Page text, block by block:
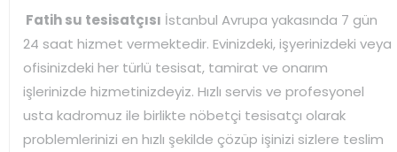
Fatih su tesisatçısı İstanbul Avrupa yakasında 7 gün
24 saat hizmet vermektedir. Evinizdeki, işyerinizdeki veya
ofisinizdeki her türlü tesisat, tamirat ve onarım
işlerinizde hizmetinizdeyiz. Hızlı servis ve profesyonel
usta kadromuz ile birlikte nöbetçi tesisatçı olarak
problemlerinizi en hızlı şekilde çözüp işinizi sizlere teslim